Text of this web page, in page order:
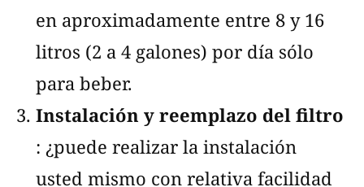
en aproximadamente entre 8 y 16
litros (2 a 4 galones) por día sólo
para beber.
Instalación y reemplazo del filtro
: ¿puede realizar la instalación
usted mismo con relativa facilidad